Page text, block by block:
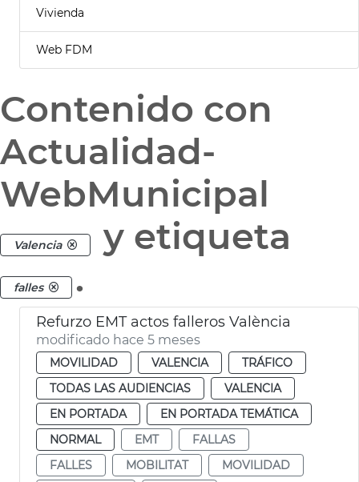
Vivienda
Web FDM
Contenido con
Actualidad-
WebMunicipal
Valencia y etiqueta
falles .
Refurzo EMT actos falleros València
modificado hace 5 meses
MOVILIDAD VALENCIA
TRÁFICO
TODAS LAS AUDIENCIAS
VALENCIA
EN PORTADA
EN PORTADA TEMÁTICA
NORMAL
EMT
FALLAS
FALLES
MOBILITAT
MOVILIDAD